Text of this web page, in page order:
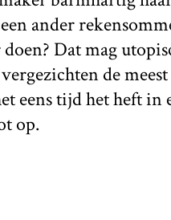
ander
Dat mag
de
eens tijd het heft in
op.